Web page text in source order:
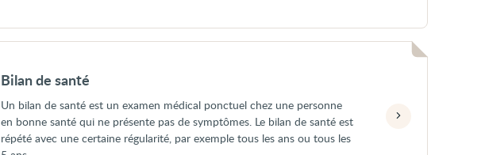
Bilan de santé
Un bilan de santé est un examen médical ponctuel chez une personne
en bonne santé qui ne présente pas de symptômes. Le bilan de santé est
répété avec une certaine régularité, par exemple tous les ans ou tous les